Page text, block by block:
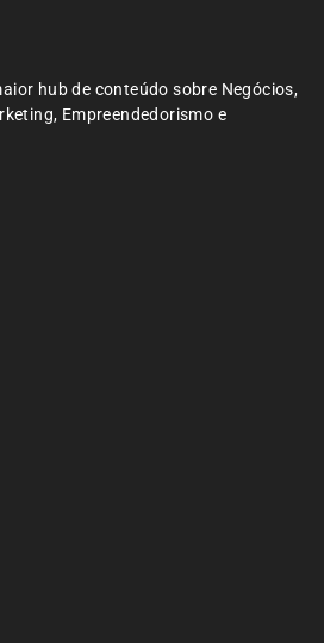
hub de conteúdo sobre Negócios,
Empreendedorismo e